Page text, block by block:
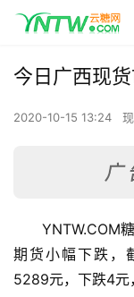
今日广西现
2020-10-15 13:24
YNTW.COM
期货小幅下跌，
5289元，下跌4元